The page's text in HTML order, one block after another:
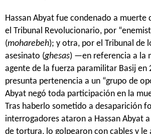
Hassan Abyat fue condenado a muerte
el Tribunal Revolucionario, por
(moharebeh); y otra, por el Tribunal de
asesinato (ghesas) —en referencia a la
agente de la fuerza paramilitar Basij
presunta pertenencia a un “grupo de
Abyat negó toda participación en la
Tras haberlo sometido a desaparición
interrogadores ataron a Hassan Abyat a
de tortura, lo golpearon con cables y le